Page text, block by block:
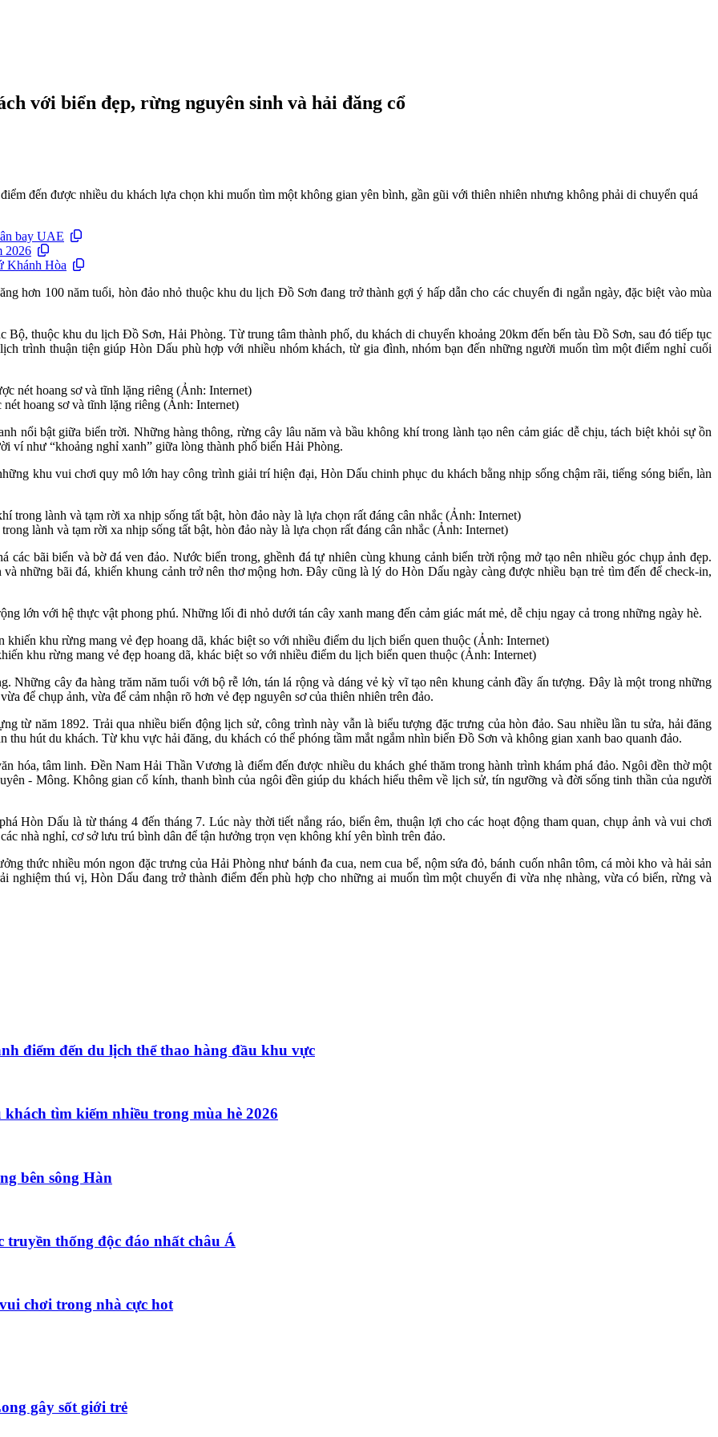
với biển đẹp, rừng nguyên sinh và hải đăng cổ
đến được nhiều du khách lựa chọn khi muốn tìm một không gian yên bình, gần gũi với thiên nhiên nhưng không phải di chuyển quá
bay UAE
2026
Khánh Hòa
hơn 100 năm tuổi, hòn đảo nhỏ thuộc khu du lịch Đồ Sơn đang trở thành gợi ý hấp dẫn cho các chuyến đi ngắn ngày, đặc biệt vào mùa
thuộc khu du lịch Đồ Sơn, Hải Phòng. Từ trung tâm thành phố, du khách di chuyển khoảng 20km đến bến tàu Đồ Sơn, sau đó tiếp tục
trình thuận tiện giúp Hòn Dấu phù hợp với nhiều nhóm khách, từ gia đình, nhóm bạn đến những người muốn tìm một điểm nghỉ cuối
hoang sơ và tĩnh lặng riêng (Ảnh: Internet)
nổi bật giữa biển trời. Những hàng thông, rừng cây lâu năm và bầu không khí trong lành tạo nên cảm giác dễ chịu, tách biệt khỏi sự ồn
ví như “khoảng nghỉ xanh” giữa lòng thành phố biển Hải Phòng.
khu vui chơi quy mô lớn hay công trình giải trí hiện đại, Hòn Dấu chinh phục du khách bằng nhịp sống chậm rãi, tiếng sóng biển, làn
lành và tạm rời xa nhịp sống tất bật, hòn đảo này là lựa chọn rất đáng cân nhắc (Ảnh: Internet)
bãi biển và bờ đá ven đảo. Nước biển trong, ghềnh đá tự nhiên cùng khung cảnh biển trời rộng mở tạo nên nhiều góc chụp ảnh đẹp.
những bãi đá, khiến khung cảnh trở nên thơ mộng hơn. Đây cũng là lý do Hòn Dấu ngày càng được nhiều bạn trẻ tìm đến để check-in,
lớn với hệ thực vật phong phú. Những lối đi nhỏ dưới tán cây xanh mang đến cảm giác mát mẻ, dễ chịu ngay cả trong những ngày hè.
khu rừng mang vẻ đẹp hoang dã, khác biệt so với nhiều điểm du lịch biển quen thuộc (Ảnh: Internet)
Những cây đa hàng trăm năm tuổi với bộ rễ lớn, tán lá rộng và dáng vẻ kỳ vĩ tạo nên khung cảnh đầy ấn tượng. Đây là một trong những
để chụp ảnh, vừa để cảm nhận rõ hơn vẻ đẹp nguyên sơ của thiên nhiên trên đảo.
từ năm 1892. Trải qua nhiều biến động lịch sử, công trình này vẫn là biểu tượng đặc trưng của hòn đảo. Sau nhiều lần tu sửa, hải đăng
hút du khách. Từ khu vực hải đăng, du khách có thể phóng tầm mắt ngắm nhìn biển Đồ Sơn và không gian xanh bao quanh đảo.
hóa, tâm linh. Đền Nam Hải Thần Vương là điểm đến được nhiều du khách ghé thăm trong hành trình khám phá đảo. Ngôi đền thờ một
- Mông. Không gian cổ kính, thanh bình của ngôi đền giúp du khách hiểu thêm về lịch sử, tín ngưỡng và đời sống tinh thần của người
Hòn Dấu là từ tháng 4 đến tháng 7. Lúc này thời tiết nắng ráo, biển êm, thuận lợi cho các hoạt động tham quan, chụp ảnh và vui chơi
nhà nghỉ, cơ sở lưu trú bình dân để tận hưởng trọn vẹn không khí yên bình trên đảo.
thức nhiều món ngon đặc trưng của Hải Phòng như bánh đa cua, nem cua bể, nộm sứa đỏ, bánh cuốn nhân tôm, cá mòi kho và hải sản
nghiệm thú vị, Hòn Dấu đang trở thành điểm đến phù hợp cho những ai muốn tìm một chuyến đi vừa nhẹ nhàng, vừa có biển, rừng và
điểm đến du lịch thể thao hàng đầu khu vực
tìm kiếm nhiều trong mùa hè 2026
bên sông Hàn
truyền thống độc đáo nhất châu Á
chơi trong nhà cực hot
gây sốt giới trẻ